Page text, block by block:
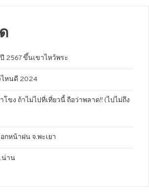
2567 ขึ้นเขาไหว้พระ
ไหนดี 2024
ขง ถ้าไม่ไปที่เที่ยวนี้ ถือว่าพลาด!! (ไปไม่ถึง
กหน้าฝน จ.พะเยา
น่าน